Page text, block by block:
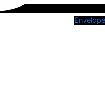
Envelope